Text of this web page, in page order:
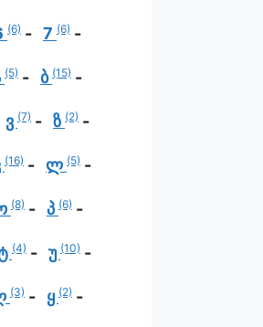
(6) 7 (6)
(5) ბ (15)
ვ (7) ზ (2)
(16) ლ (5)
(8) პ (6)
(4) უ (10)
(3) ყ (2)